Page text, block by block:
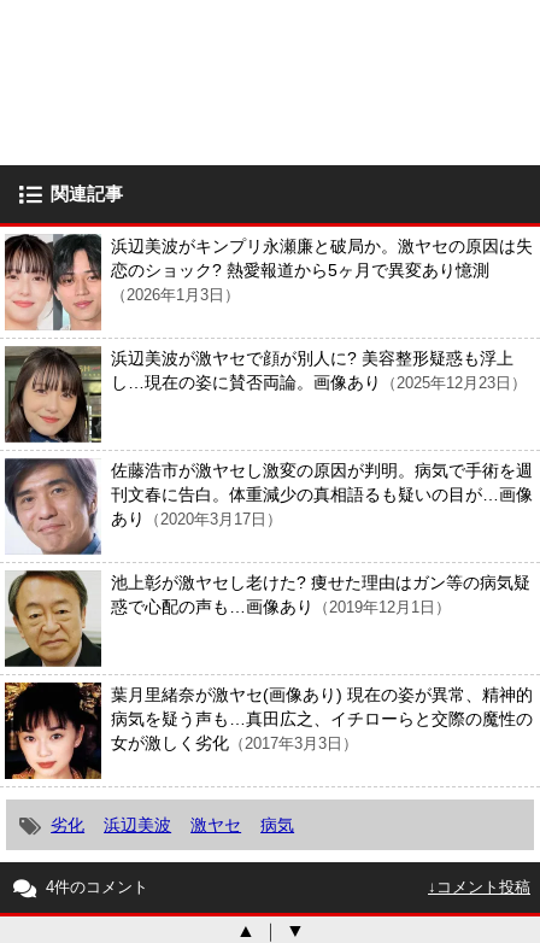
関連記事
浜辺美波がキンプリ永瀬廉と破局か。激ヤセの原因は失
恋のショック? 熱愛報道から5ヶ月で異変あり憶測
（2026年1月3日）
浜辺美波が激ヤセで顔が別人に? 美容整形疑惑も浮上
し…現在の姿に賛否両論。画像あり
（2025年12月23日）
佐藤浩市が激ヤセし激変の原因が判明。病気で手術を週
刊文春に告白。体重減少の真相語るも疑いの目が…画像
あり
（2020年3月17日）
池上彰が激ヤセし老けた? 痩せた理由はガン等の病気疑
惑で心配の声も…画像あり
（2019年12月1日）
葉月里緒奈が激ヤセ(画像あり) 現在の姿が異常、精神的
病気を疑う声も…真田広之、イチローらと交際の魔性の
女が激しく劣化 （2017年3月3日）
劣化 浜辺美波 激ヤセ 病気
4件のコメント ↓コメント投稿
▲ ｜ ▼